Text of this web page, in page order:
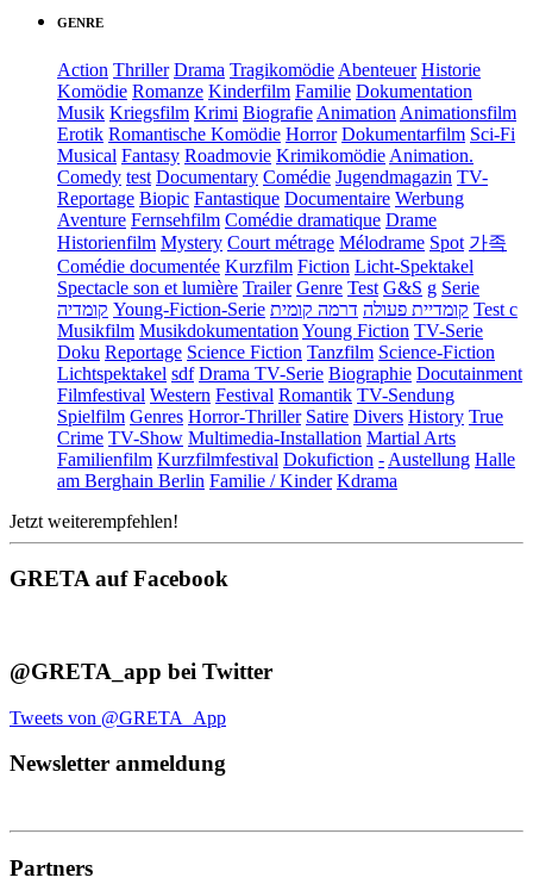
GENRE
Action Thriller Drama Tragikomödie Abenteuer Historie
Komödie Romanze Kinderfilm Familie Dokumentation
Musik Kriegsfilm Krimi Biografie Animation Animationsfilm
Erotik Romantische Komödie Horror Dokumentarfilm Sci-Fi
Musical Fantasy Roadmovie Krimikomödie Animation.
Comedy test Documentary Comédie Jugendmagazin TV-
Reportage Biopic Fantastique Documentaire Werbung
Aventure Fernsehfilm Comédie dramatique Drame
Historienfilm Mystery Court métrage Mélodrame Spot 가족
Comédie documentée Kurzfilm Fiction Licht-Spektakel
Spectacle son et lumière Trailer Genre Test G&S g Serie
קומדיה Young-Fiction-Serie קומדיית פעולה דרמה קומית
Test c
Musikfilm Musikdokumentation Young Fiction TV-Serie
Doku Reportage Science Fiction Tanzfilm Science-Fiction
Lichtspektakel sdf Drama TV-Serie Biographie Docutainment
Filmfestival Western Festival Romantik TV-Sendung
Spielfilm Genres Horror-Thriller Satire Divers History True
Crime TV-Show Multimedia-Installation Martial Arts
Familienfilm Kurzfilmfestival Dokufiction - Austellung Halle
am Berghain Berlin Familie / Kinder Kdrama
Jetzt weiterempfehlen!
GRETA auf Facebook
@GRETA_app bei Twitter
Tweets von @GRETA_App
Newsletter anmeldung
Partners